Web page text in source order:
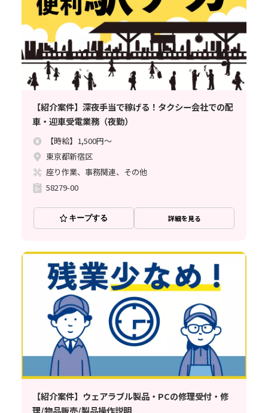
【紹介案件】深夜手当で稼げる！タクシー会社での配
車・迎車受電業務（夜勤）
【時給】1,500円～
東京都新宿区
座り作業、事務関連、その他
58279-00
キープする 詳細を見る
【紹介案件】ウェアラブル製品・PCの修理受付・修
理/物品販売/製品操作説明